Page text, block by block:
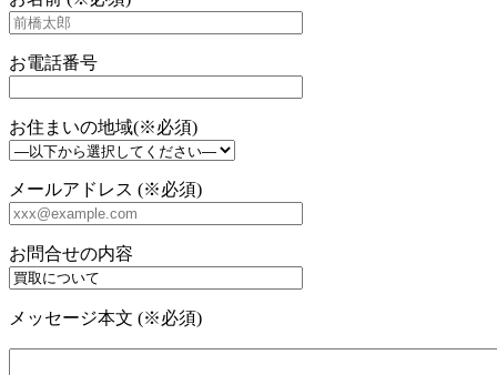
お電話番号
お住まいの地域(※必須)
メールアドレス (※必須)
お問合せの内容
メッセージ本文 (※必須)